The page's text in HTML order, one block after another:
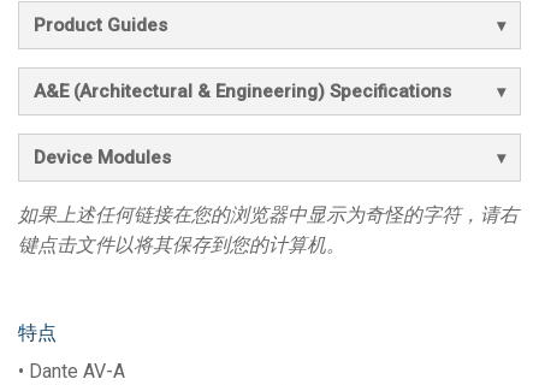
Product Guides
A&E (Architectural & Engineering) Specifications
Device Modules
如果上述任何链接在您的浏览器中显示为奇怪的字符，请右
键点击文件以将其保存到您的计算机。
特点
• Dante AV-A